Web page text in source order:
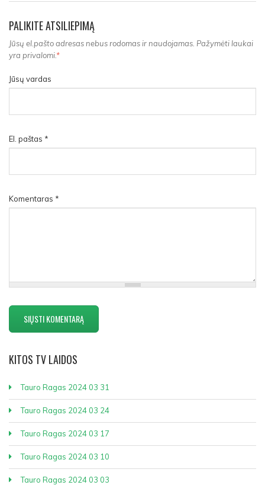
PALIKITE ATSILIEPIMĄ
Jūsų el.pašto adresas nebus rodomas ir naudojamas. Pažymėti laukai
yra privalomi.*
Jūsų vardas
El. paštas *
Komentaras *
KITOS TV LAIDOS
Tauro Ragas 2024 03 31
Tauro Ragas 2024 03 24
Tauro Ragas 2024 03 17
Tauro Ragas 2024 03 10
Tauro Ragas 2024 03 03